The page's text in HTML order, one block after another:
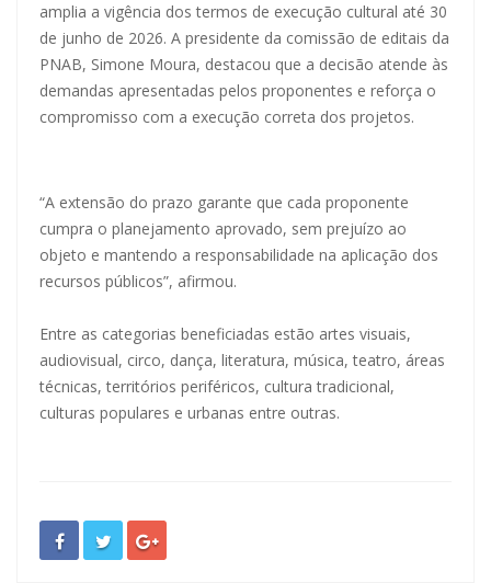
amplia a vigência dos termos de execução cultural até 30
de junho de 2026. A presidente da comissão de editais da
PNAB, Simone Moura, destacou que a decisão atende às
demandas apresentadas pelos proponentes e reforça o
compromisso com a execução correta dos projetos.
“A extensão do prazo garante que cada proponente
cumpra o planejamento aprovado, sem prejuízo ao
objeto e mantendo a responsabilidade na aplicação dos
recursos públicos”, afirmou.
Entre as categorias beneficiadas estão artes visuais,
audiovisual, circo, dança, literatura, música, teatro, áreas
técnicas, territórios periféricos, cultura tradicional,
culturas populares e urbanas entre outras.